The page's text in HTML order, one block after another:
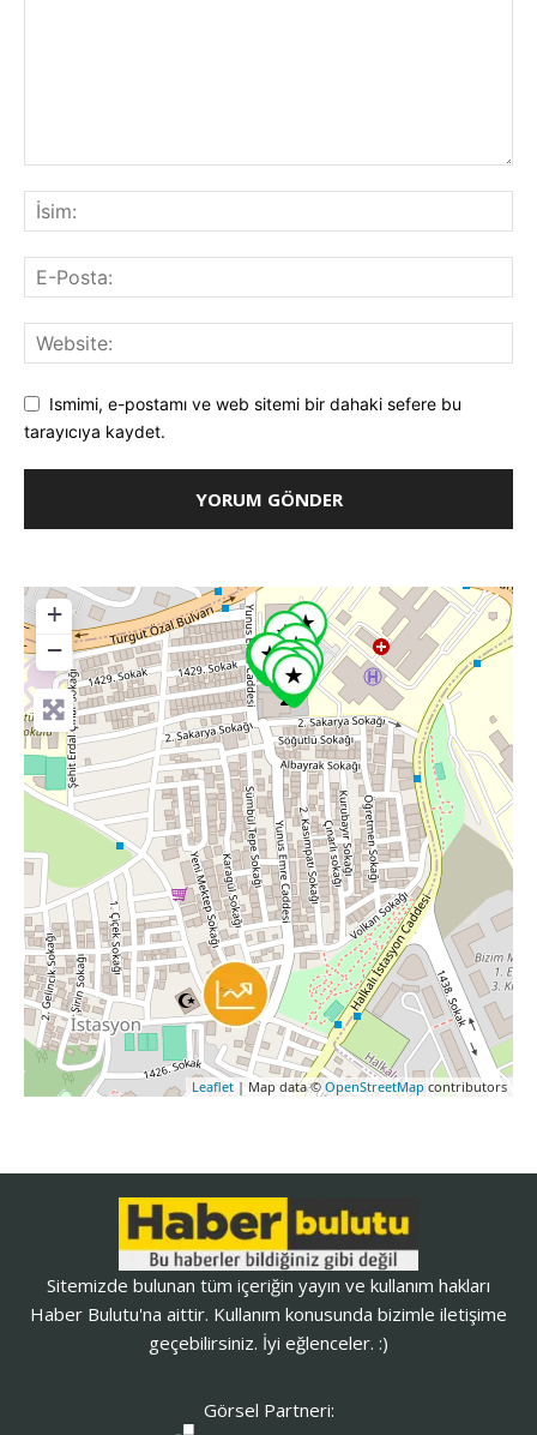
Ismimi, e-postamı ve web sitemi bir dahaki sefere bu
tarayıcıya kaydet.
+
−
Leaflet | Map data © OpenStreetMap contributors
Sitemizde bulunan tüm içeriğin yayın ve kullanım hakları
Haber Bulutu'na aittir. Kullanım konusunda bizimle iletişime
geçebilirsiniz. İyi eğlenceler. :)
Görsel Partneri: